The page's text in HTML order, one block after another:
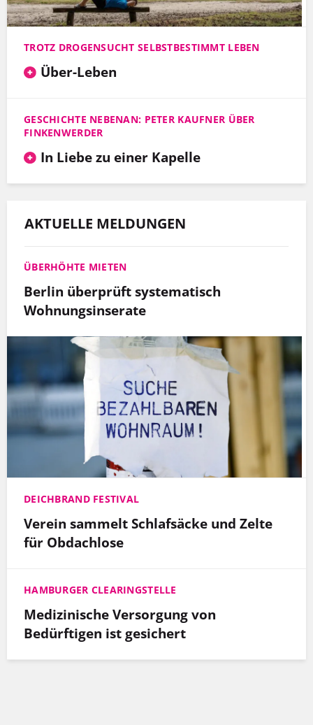
TROTZ DROGENSUCHT SELBSTBESTIMMT LEBEN
Über-Leben
GESCHICHTE NEBENAN: PETER KAUFNER ÜBER
FINKENWERDER
In Liebe zu einer Kapelle
AKTUELLE MELDUNGEN
ÜBERHÖHTE MIETEN
Berlin überprüft systematisch
Wohnungsinserate
DEICHBRAND FESTIVAL
Verein sammelt Schlafsäcke und Zelte
für Obdachlose
HAMBURGER CLEARINGSTELLE
Medizinische Versorgung von
Bedürftigen ist gesichert